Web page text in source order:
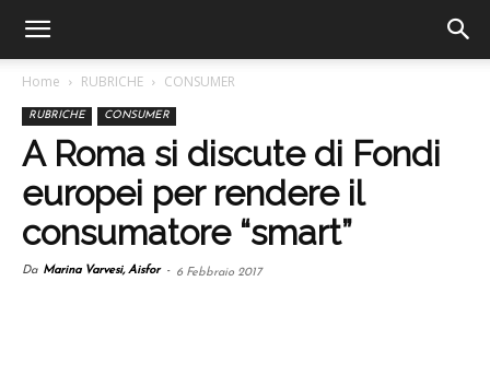
Home RUBRICHE CONSUMER
RUBRICHE CONSUMER
A Roma si discute di Fondi
europei per rendere il
consumatore “smart”
Da Marina Varvesi, Aisfor - 6 Febbraio 2017